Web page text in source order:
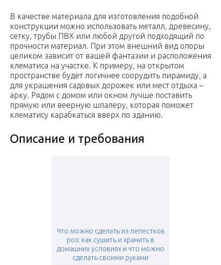
В качестве материала для изготовления подобной
конструкции можно использовать металл, древесину,
сетку, трубы ПВХ или любой другой подходящий по
прочности материал. При этом внешний вид опоры
целиком зависит от вашей фантазии и расположения
клематиса на участке. К примеру, на открытом
пространстве будет логичнее соорудить пирамиду, а
для украшения садовых дорожек или мест отдыха –
арку. Рядом с домом или окном лучше поставить
прямую или веерную шпалеру, которая поможет
клематису карабкаться вверх по зданию.
Описание и требования
Что можно сделать из лепестков
роз: как сушить и хранить в
домашних условиях и что можно
сделать своими руками